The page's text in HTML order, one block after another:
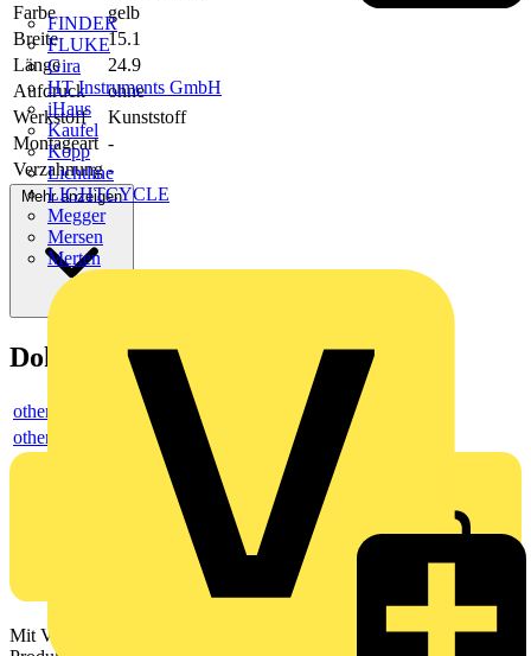
FINDER
FLUKE
Gira
HT Instruments GmbH
iHaus
Kaufel
Kopp
Lichtline
LIGHTCYCLE
Megger
Mersen
Merten
Farbe
gelb
Breite
15.1
Länge
24.9
Aufdruck
ohne
Werkstoff
Kunststoff
Montageart -
Verzahnung -
Mehr anzeigen
Dokumente
others
others
Mit Voltimum erhalten Elektrofachkräfte Zugang zu Branchennews,